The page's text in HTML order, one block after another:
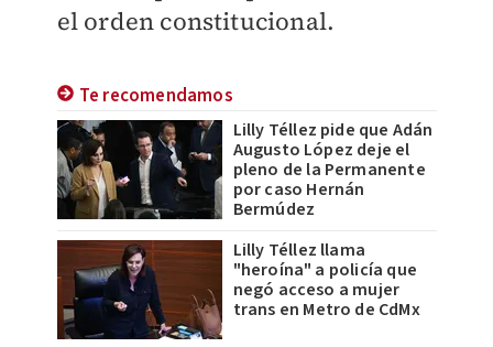
el orden constitucional.
Te recomendamos
Lilly Téllez pide que Adán
Augusto López deje el
pleno de la Permanente
por caso Hernán
Bermúdez
Lilly Téllez llama
"heroína" a policía que
negó acceso a mujer
trans en Metro de CdMx